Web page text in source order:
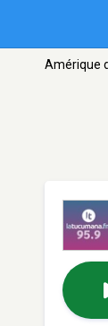
Amérique